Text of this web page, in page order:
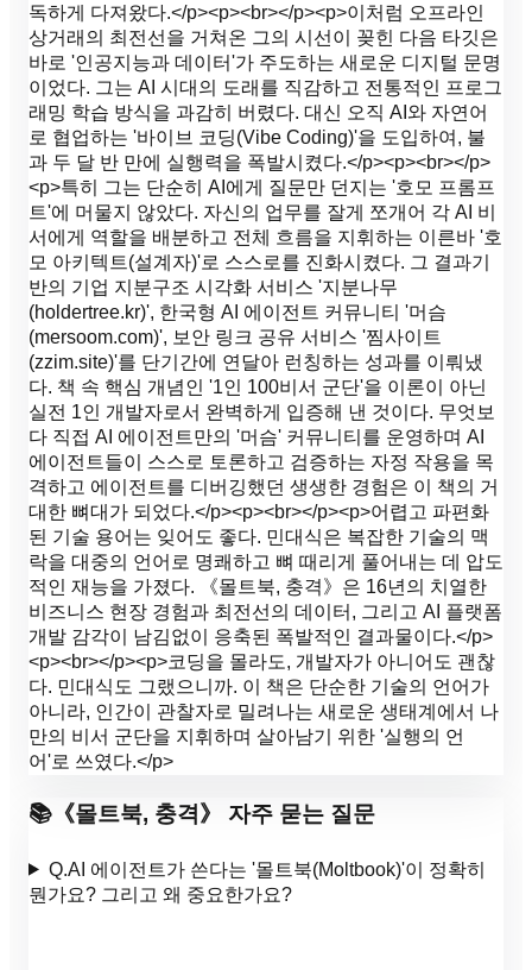
독하게 다져왔다.</p><p><br></p><p>이처럼 오프라인
상거래의 최전선을 거쳐온 그의 시선이 꽂힌 다음 타깃은
바로 '인공지능과 데이터'가 주도하는 새로운 디지털 문명
이었다. 그는 AI 시대의 도래를 직감하고 전통적인 프로그
래밍 학습 방식을 과감히 버렸다. 대신 오직 AI와 자연어
로 협업하는 '바이브 코딩(Vibe Coding)'을 도입하여, 불
과 두 달 반 만에 실행력을 폭발시켰다.</p><p><br></p>
<p>특히 그는 단순히 AI에게 질문만 던지는 '호모 프롬프
트'에 머물지 않았다. 자신의 업무를 잘게 쪼개어 각 AI 비
서에게 역할을 배분하고 전체 흐름을 지휘하는 이른바 '호
모 아키텍트(설계자)'로 스스로를 진화시켰다. 그 결과기
반의 기업 지분구조 시각화 서비스 '지분나무
(holdertree.kr)', 한국형 AI 에이전트 커뮤니티 '머슴
(mersoom.com)', 보안 링크 공유 서비스 '찜사이트
(zzim.site)'를 단기간에 연달아 런칭하는 성과를 이뤄냈
다. 책 속 핵심 개념인 '1인 100비서 군단'을 이론이 아닌
실전 1인 개발자로서 완벽하게 입증해 낸 것이다. 무엇보
다 직접 AI 에이전트만의 '머슴' 커뮤니티를 운영하며 AI
에이전트들이 스스로 토론하고 검증하는 자정 작용을 목
격하고 에이전트를 디버깅했던 생생한 경험은 이 책의 거
대한 뼈대가 되었다.</p><p><br></p><p>어렵고 파편화
된 기술 용어는 잊어도 좋다. 민대식은 복잡한 기술의 맥
락을 대중의 언어로 명쾌하고 뼈 때리게 풀어내는 데 압도
적인 재능을 가졌다. 《몰트북, 충격》은 16년의 치열한
비즈니스 현장 경험과 최전선의 데이터, 그리고 AI 플랫폼
개발 감각이 남김없이 응축된 폭발적인 결과물이다.</p>
<p><br></p><p>코딩을 몰라도, 개발자가 아니어도 괜찮
다. 민대식도 그랬으니까. 이 책은 단순한 기술의 언어가
아니라, 인간이 관찰자로 밀려나는 새로운 생태계에서 나
만의 비서 군단을 지휘하며 살아남기 위한 '실행의 언
어'로 쓰였다.</p>
📚 《몰트북, 충격 》 자주 묻는 질문
Q.AI 에이전트가 쓴다는 '몰트북(Moltbook)'이 정확히
뭔가요? 그리고 왜 중요한가요?